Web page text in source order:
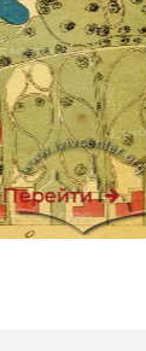
Перейти